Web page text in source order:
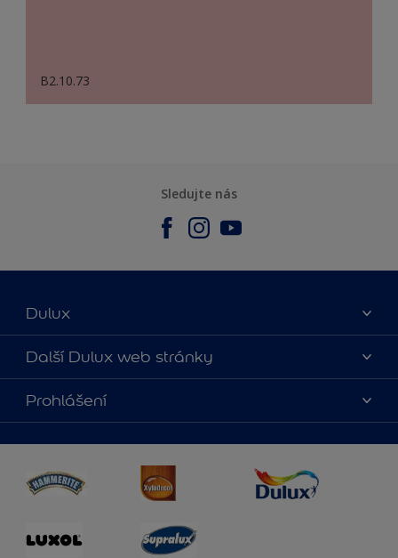
B2.10.73
Sledujte nás
Dulux
O nás
Kontaktujte nás
Najít obchod
Další Dulux web stránky
duluxmalir.cz
duluxmaliar.sk
duluxprodejnabarev.cz
duluxpredajnafarieb.sk
Prohlášení